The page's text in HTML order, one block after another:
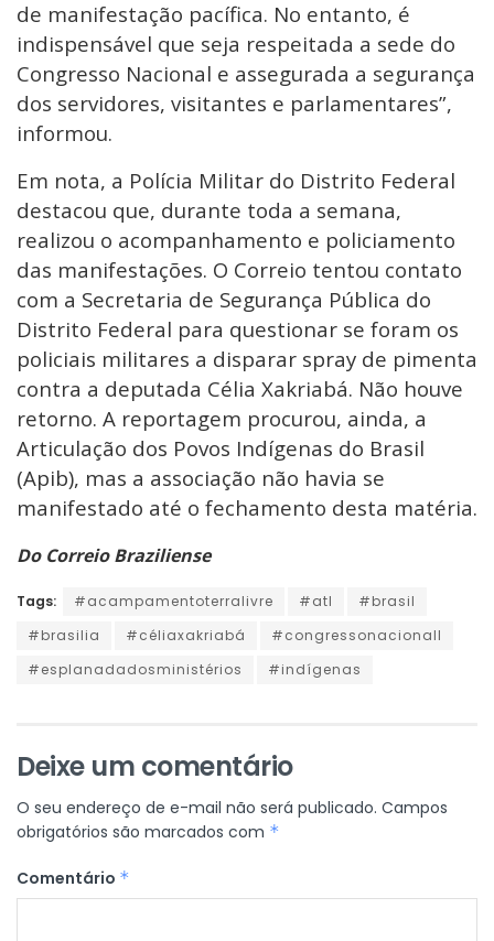
de manifestação pacífica. No entanto, é
indispensável que seja respeitada a sede do
Congresso Nacional e assegurada a segurança
dos servidores, visitantes e parlamentares”,
informou.
Em nota, a Polícia Militar do Distrito Federal
destacou que, durante toda a semana,
realizou o acompanhamento e policiamento
das manifestações. O Correio tentou contato
com a Secretaria de Segurança Pública do
Distrito Federal para questionar se foram os
policiais militares a disparar spray de pimenta
contra a deputada Célia Xakriabá. Não houve
retorno. A reportagem procurou, ainda, a
Articulação dos Povos Indígenas do Brasil
(Apib), mas a associação não havia se
manifestado até o fechamento desta matéria.
Do Correio Braziliense
Tags: #acampamentoterralivre #atl
#brasil
#brasilia
#céliaxakriabá
#congressonacionall
#esplanadadosministérios
#indígenas
Deixe um comentário
O seu endereço de e-mail não será publicado. Campos
obrigatórios são marcados com *
Comentário *